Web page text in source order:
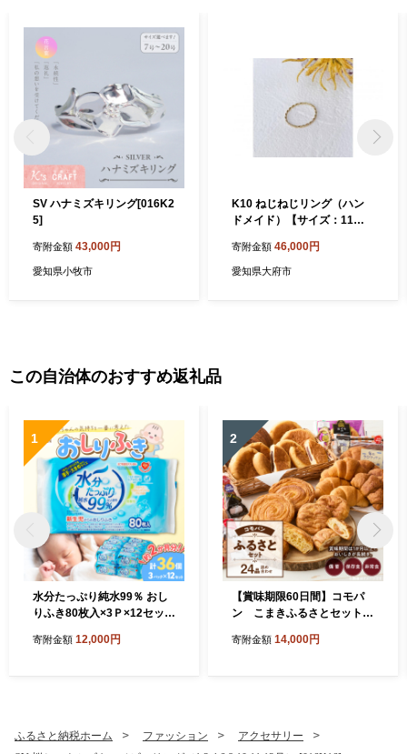
SV ハナミズキリング[016K2
5]
寄附金額 43,000円
愛知県小牧市
K10 ねじねじリング（ハン
ドメイド）【サイズ：11
寄附金額 46,000円
愛知県大府市
この自治体のおすすめ返礼品
1
水分たっぷり純水99％ おし
りふき80枚入×3Ｐ×12セット
ッシュ ウェットティッシュ
寄附金額 12,000円
2
【賞味期限60日間】コモパ
ン こまきふるさとセット
保存食 非常食 防災グッズに
寄附金額 14,000円
ふるさと納税ホーム ファッション
アクセサリー